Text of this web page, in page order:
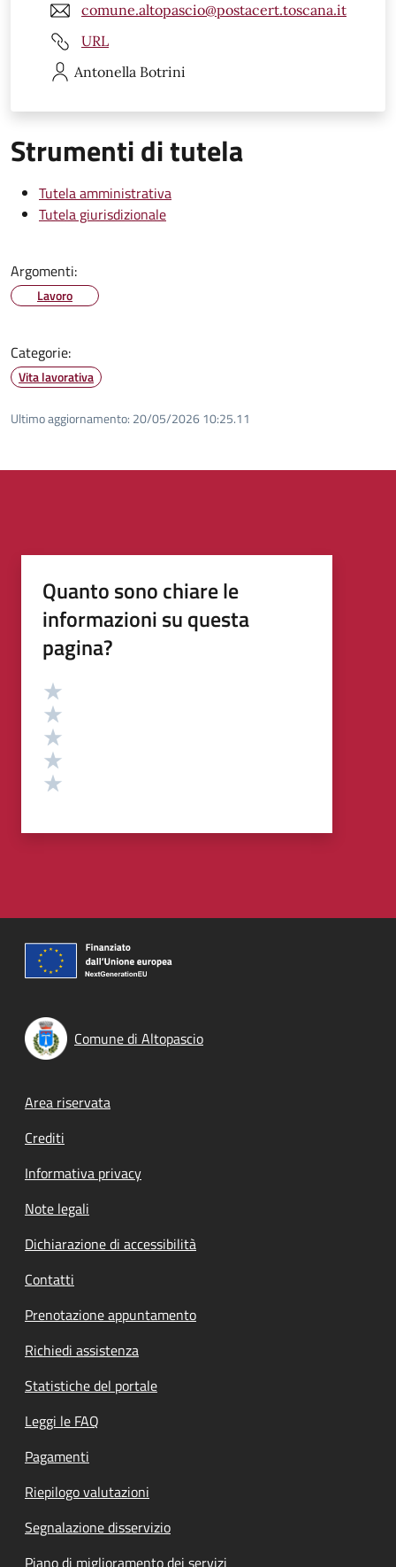
comune.altopascio@postacert.toscana.it
URL
Antonella Botrini
Strumenti di tutela
Tutela amministrativa
Tutela giurisdizionale
Argomenti:
Lavoro
Categorie:
Vita lavorativa
Ultimo aggiornamento: 20/05/2026 10:25.11
Quanto sono chiare le
informazioni su questa
pagina?
Valutazione
Comune di Altopascio
Footer menu
Area riservata
Crediti
Informativa privacy
Note legali
Dichiarazione di accessibilità
Contatti
Prenotazione appuntamento
Richiedi assistenza
Statistiche del portale
Leggi le FAQ
Pagamenti
Riepilogo valutazioni
Segnalazione disservizio
Piano di miglioramento dei servizi